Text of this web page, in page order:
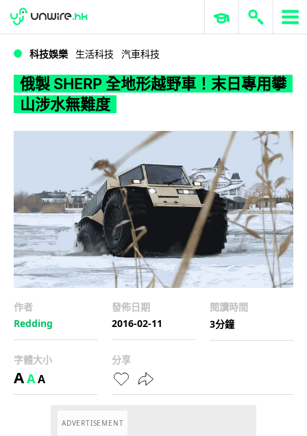
WWDC 2026 ERP 與商業 AI
科技娛樂 生活科技 汽車科技
俄製 SHERP 全地形越野車！末日專用攀
山涉水無難度
作者
Redding
發佈日期
2016-02-11
閱讀時間
3分鐘
字體大小
AAA
分享
ADVERTISEMENT